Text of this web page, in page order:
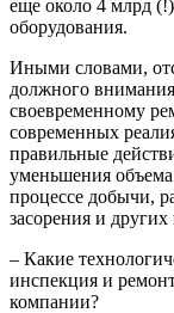
еще около 4 млрд
оборудования.
Иными словами,
должного
своевременному
современных
правильные
уменьшения
процессе добычи,
засорения и
– Какие
инспекция и
компании?